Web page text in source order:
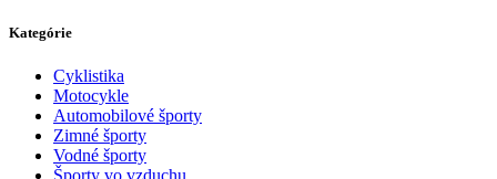
Kategórie
Cyklistika
Motocykle
Automobilové športy
Zimné športy
Vodné športy